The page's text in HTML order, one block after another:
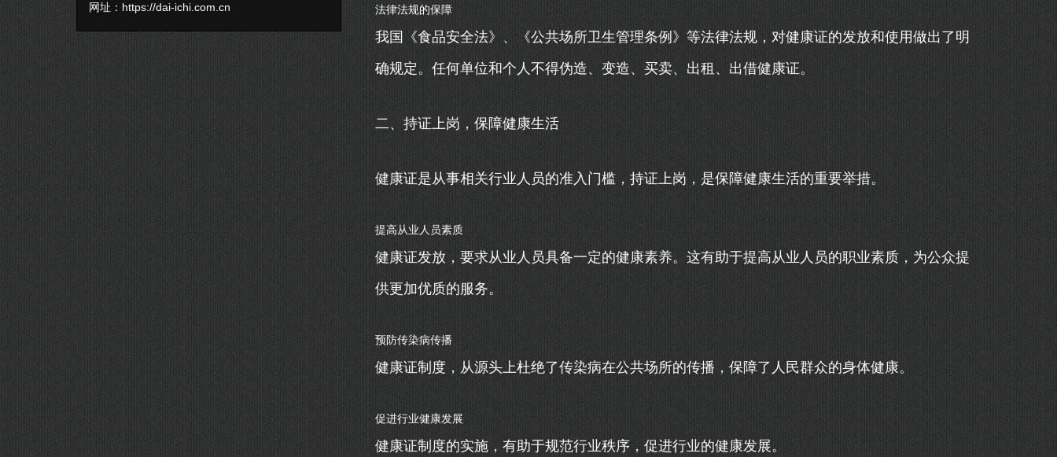
网址： https://dai-ichi.com.cn 法律法规的保障
我国《食品安全法》、《公共场所卫生管理条例》等法律法规，对健康证的发放和使用做出了明
确规定。任何单位和个人不得伪造、变造、买卖、出租、出借健康证。
二、持证上岗，保障健康生活
健康证是从事相关行业人员的准入门槛，持证上岗，是保障健康生活的重要举措。
提高从业人员素质
健康证发放，要求从业人员具备一定的健康素养。这有助于提高从业人员的职业素质，为公众提
供更加优质的服务。
预防传染病传播
健康证制度，从源头上杜绝了传染病在公共场所的传播，保障了人民群众的身体健康。
促进行业健康发展
健康证制度的实施，有助于规范行业秩序，促进行业的健康发展。